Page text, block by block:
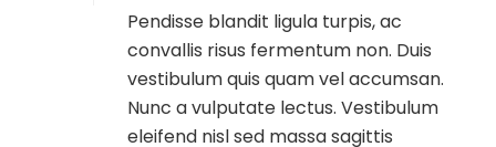
Pendisse blandit ligula turpis, ac
convallis risus fermentum non. Duis
vestibulum quis quam vel accumsan.
Nunc a vulputate lectus. Vestibulum
eleifend nisl sed massa sagittis